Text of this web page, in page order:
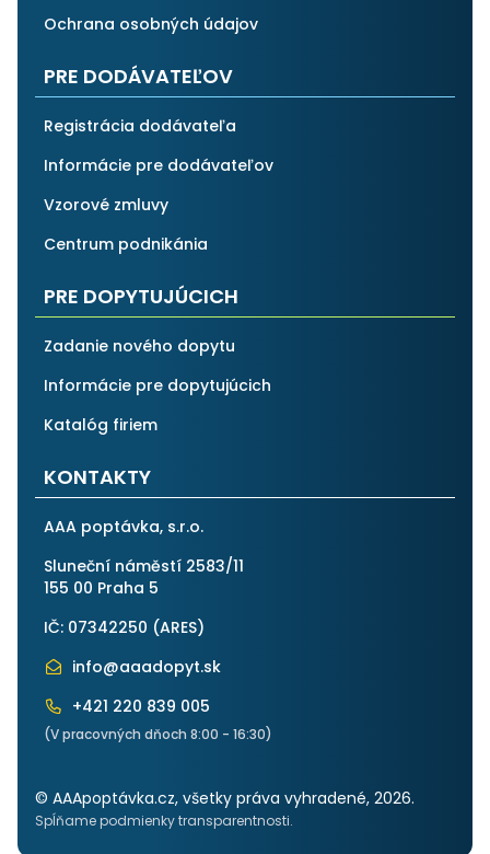
Ochrana osobných údajov
PRE DODÁVATEĽOV
Registrácia dodávateľa
Informácie pre dodávateľov
Vzorové zmluvy
Centrum podnikánia
PRE DOPYTUJÚCICH
Zadanie nového dopytu
Informácie pre dopytujúcich
Katalóg firiem
KONTAKTY
AAA poptávka, s.r.o.
Sluneční náměstí 2583/11
155 00 Praha 5
IČ: 07342250 (ARES)
info@aaadopyt.sk
+421 220 839 005
(V pracovných dňoch 8:00 - 16:30)
© AAApoptávka.cz, všetky práva vyhradené, 2026.
Spĺňame podmienky transparentnosti.